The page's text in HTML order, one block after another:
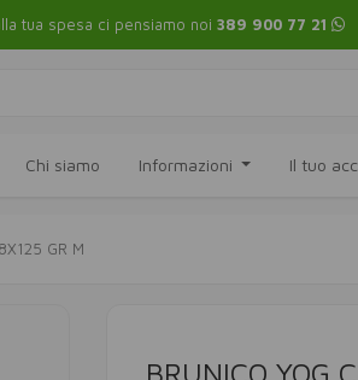
tua spesa ci pensiamo noi 389 900 77 21
Chi siamo Informazioni Il tuo
GR M
BRUNICO YOG